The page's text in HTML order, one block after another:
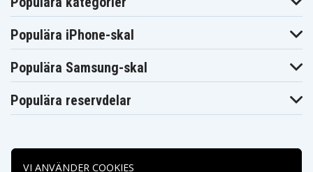
Populära iPhone-skal
Populära Samsung-skal
Populära reservdelar
VI ANVÄNDER COOKIES